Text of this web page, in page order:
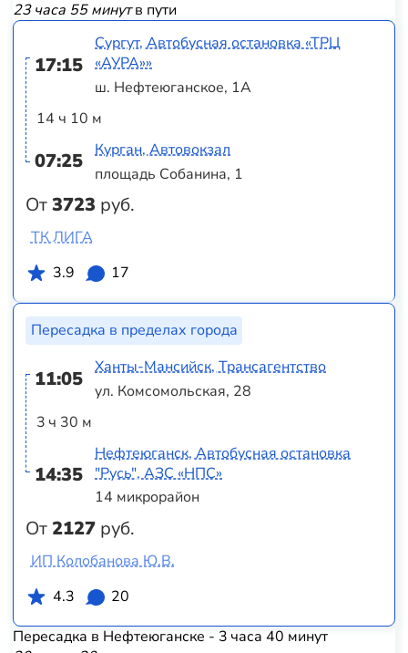
23 часа 55 минутв пути
17:15
14 ч 10 м
07:25
От3723 руб.
Сургут, Автобусная остановка «ТРЦ
«АУРА»»
ш. Нефтеюганское, 1А
Курган, Автовокзал
площадь Собанина, 1
ТК ЛИГА
3.9
17
Пересадка в пределах города
11:05
3 ч 30 м
14:35
От2127 руб.
Ханты-Мансийск, Трансагентство
ул. Комсомольская, 28
Нефтеюганск, Автобусная остановка
"Русь", АЗС «НПС»
14 микрорайон
ИП Колобанова Ю.В.
4.3
20
Пересадка в Нефтеюганске - 3 часа 40 минут